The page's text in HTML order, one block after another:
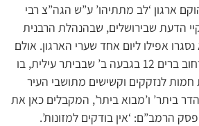
ארגון ‘לב מתתיהו’ ע”ש הגה”צ רבי
הדעת שבירושלים, שבהנהלת הרבנית
אפילו ליום אחד שערי הארגון. אולם
האוכל רחב הידיים שברחוב ברים 12 בגבעה ב’ שבביתר עילית, בו
חמות לנזקקים וקשישים מתושבי העיר
ביתר’ ו’מבוא ביתר’, המקבלים כאן את
הרמב”ם: ‘אין בודקים למזונות’.